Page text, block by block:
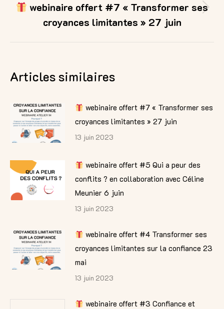
Article
suivant
webinaire offert #7 « Transformer ses
croyances limitantes » 27 juin
Articles similaires
webinaire offert #7 « Transformer ses
croyances limitantes » 27 juin
13 juin 2023
webinaire offert #5 Qui a peur des
conflits ? en collaboration avec Céline
Meunier 6 juin
13 juin 2023
webinaire offert #4 Transformer ses
croyances limitantes sur la confiance 23
mai
13 juin 2023
webinaire offert #3 Confiance et